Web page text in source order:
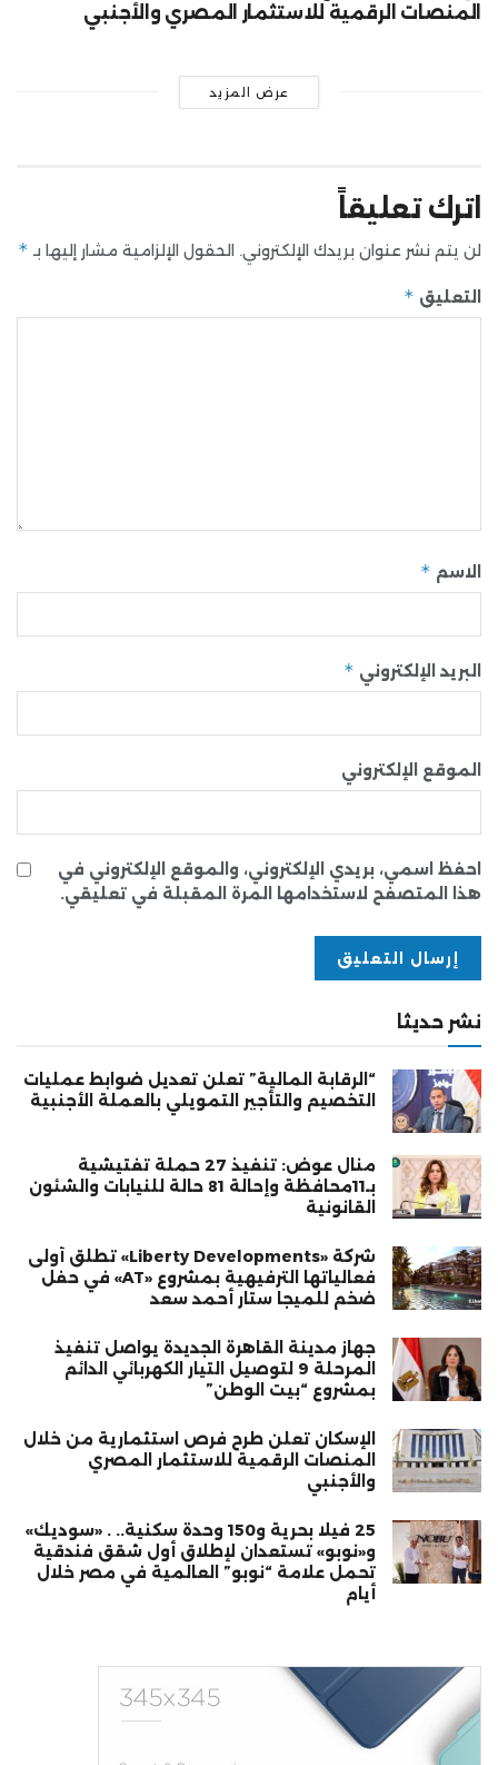
المنصات الرقمية للاستثمار المصري والأجنبي
عرض المزيد
اترك تعليقاً
لن يتم نشر عنوان بريدك الإلكتروني. الحقول الإلزامية مشار إليها بـ *
التعليق *
الاسم *
البريد الإلكتروني *
الموقع الإلكتروني
احفظ اسمي، بريدي الإلكتروني، والموقع الإلكتروني في
هذا المتصفح لاستخدامها المرة المقبلة في تعليقي.
نشر حديثا
“الرقابة المالية” تعلن تعديل ضوابط عمليات
التخصيم والتأجير التمويلي بالعملة الأجنبية
منال عوض: تنفيذ 27 حملة تفتيشية
بـ11محافظة وإحالة 81 حالة للنيابات والشئون
القانونية
شركة «Liberty Developments» تطلق أولى
فعالياتها الترفيهية بمشروع «AT» في حفل
ضخم للميجا ستار أحمد سعد
جهاز مدينة القاهرة الجديدة يواصل تنفيذ
المرحلة 9 لتوصيل التيار الكهربائي الدائم
بمشروع “بيت الوطن”
الإسكان تعلن طرح فرص استثمارية من خلال
المنصات الرقمية للاستثمار المصري
والأجنبي
25 فيلا بحرية و150 وحدة سكنية.. . «سوديك»
و«نوبو» تستعدان لإطلاق أول شقق فندقية
تحمل علامة “نوبو” العالمية في مصر خلال
أيام